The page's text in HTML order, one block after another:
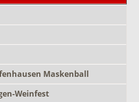
Maskenball
Weinfest